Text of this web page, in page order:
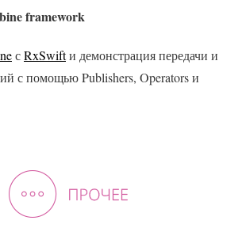
framework
сRxSwiftи демонстрация передачи и
с помощью Publishers, Operators и